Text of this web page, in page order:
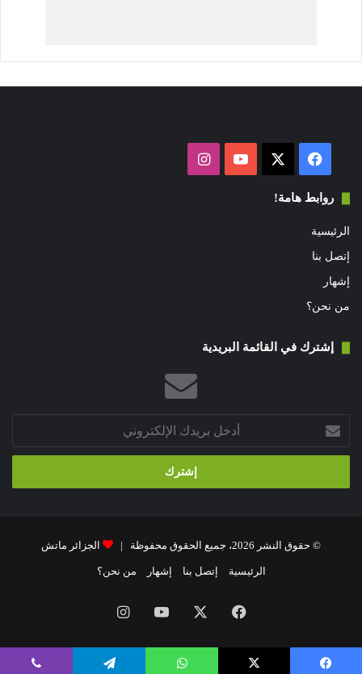
فيسبوك ‫YouTubeانستقرام
روابط هامة!
الرئيسية
إتصل بنا
إشهار
من نحن؟
إشترك في القائمة البريدية
بريدك
الإلكتروني
© حقوق النشر 2026، جميع الحقوق محفوظة | الجزائر ماتش
الرئيسية إتصل بنا إشهار من نحن؟
فيسبوك ‫YouTubeانستقرام